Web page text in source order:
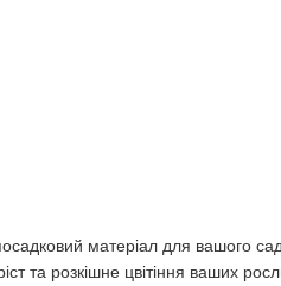
матеріал для вашого
та розкішне цвітіння ваших